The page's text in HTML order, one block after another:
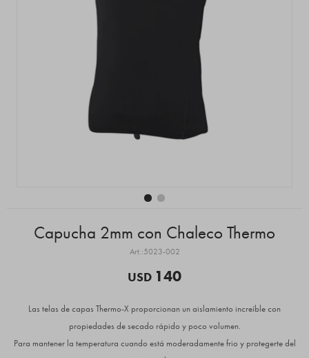
Capucha 2mm con Chaleco Thermo
5023-002
USD 140
Las telas de capas Thermo-X proporcionan un aislamiento increíble con
propiedades de secado rápido y poco volumen.
Para mantener la temperatura cuando está moderadamente frio y protegerte del